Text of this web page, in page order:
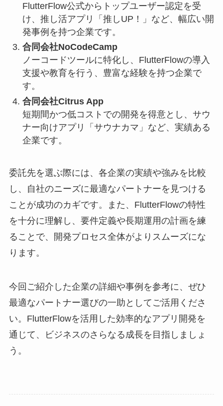
FlutterFlow公式からトップユーザー認定を受
け、推し活アプリ「推しUP！」など、幅広い開
発事例を持つ企業です。
合同会社NoCodeCamp
ノーコードツールに特化し、FlutterFlowの導入
支援や教育を行う、豊富な経験を持つ企業で
す。
合同会社Citrus App
短期間かつ低コストでの開発を得意とし、サウ
ナー向けアプリ「サウナカマ」など、実績ある
企業です。
委託先を選ぶ際には、各企業の実績や強みを比較
し、自社のニーズに最適なパートナーを見つける
ことが成功のカギです。また、FlutterFlowの特性
を十分に理解し、要件定義や長期運用の計画を練
ることで、開発プロセス全体がよりスムーズにな
ります。
今回ご紹介した企業の詳細や事例を参考に、ぜひ
最適なパートナー選びの一助としてご活用くださ
い。FlutterFlowを活用した効率的なアプリ開発を
通じて、ビジネスのさらなる成長を目指しましょ
う。